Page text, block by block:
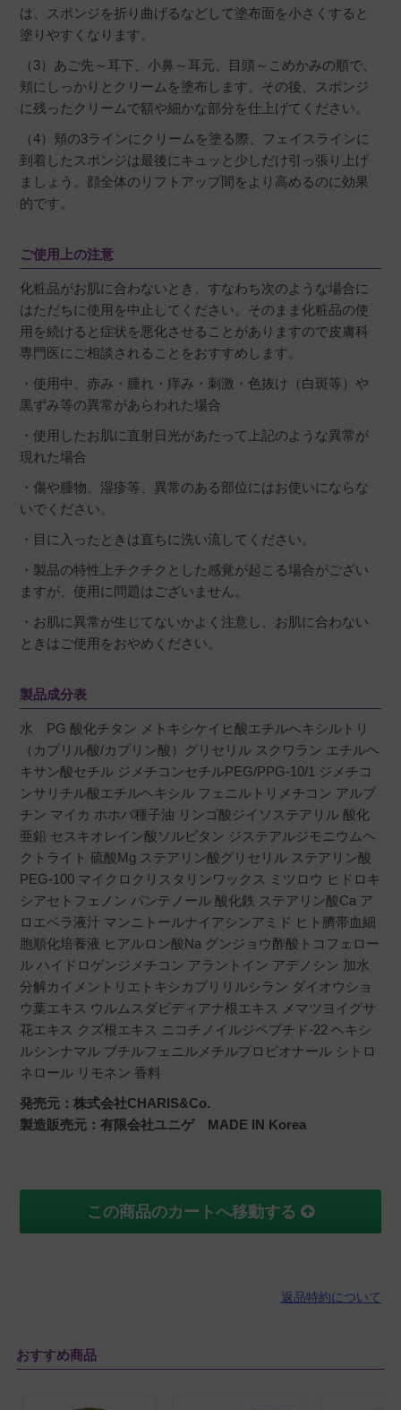
は、スポンジを折り曲げるなどして塗布面を小さくすると
塗りやすくなります。
（3）あご先～耳下、小鼻～耳元、目頭～こめかみの順で、
頬にしっかりとクリームを塗布します。その後、スポンジ
に残ったクリームで額や細かな部分を仕上げてください。
（4）頬の3ラインにクリームを塗る際、フェイスラインに
到着したスポンジは最後にキュッと少しだけ引っ張り上げ
ましょう。顔全体のリフトアップ間をより高めるのに効果
的です。
ご使用上の注意
化粧品がお肌に合わないとき、すなわち次のような場合に
はただちに使用を中止してください。そのまま化粧品の使
用を続けると症状を悪化させることがありますので皮膚科
専門医にご相談されることをおすすめします。
・使用中、赤み・腫れ・痒み・刺激・色抜け（白斑等）や
黒ずみ等の異常があらわれた場合
・使用したお肌に直射日光があたって上記のような異常が
現れた場合
・傷や腫物、湿疹等、異常のある部位にはお使いにならな
いでください。
・目に入ったときは直ちに洗い流してください。
・製品の特性上チクチクとした感覚が起こる場合がござい
ますが、使用に問題はございません。
・お肌に異常が生じてないかよく注意し、お肌に合わない
ときはご使用をおやめください。
製品成分表
水 PG 酸化チタン メトキシケイヒ酸エチルへキシルトリ
（カプリル酸/カプリン酸）グリセリル スクワラン エチルヘ
キサン酸セチル ジメチコンセチルPEG/PPG-10/1 ジメチコ
ンサリチル酸エチルヘキシル フェニルトリメチコン アルブ
チン マイカ ホホバ種子油 リンゴ酸ジイソステアリル 酸化
亜鉛 セスキオレイン酸ソルビタン ジステアルジモニウムヘ
クトライト 硫酸Mg ステアリン酸グリセリル ステアリン酸
PEG-100 マイクロクリスタリンワックス ミツロウ ヒドロキ
シアセトフェノン パンテノール 酸化鉄 ステアリン酸Ca ア
ロエベラ液汁 マンニトールナイアシンアミド ヒト臍帯血細
胞順化培養液 ヒアルロン酸Na グンジョウ酢酸トコフェロー
ル ハイドロゲンジメチコン アラントイン アデノシン 加水
分解カイメントリエトキシカプリリルシラン ダイオウショ
ウ葉エキス ウルムスダビディアナ根エキス メマツヨイグサ
花エキス クズ根エキス ニコチノイルジペプチド-22 ヘキシ
ルシンナマル ブチルフェニルメチルプロピオナール シトロ
ネロール リモネン 香料
発売元：株式会社CHARIS&Co.
製造販売元：有限会社ユニゲ MADE IN Korea
この商品のカートへ移動する
返品特約について
おすすめ商品